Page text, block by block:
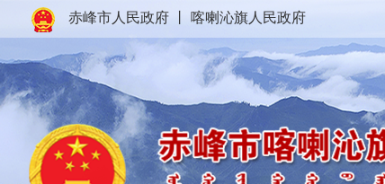
赤峰市人民政府 喀喇沁旗人民政府